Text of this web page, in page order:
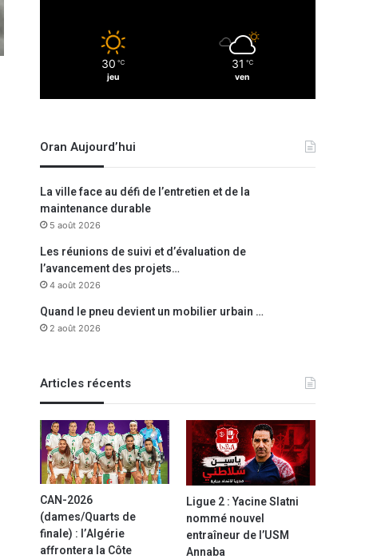
30 ℃
jeu
31 ℃
ven
Oran Aujourd’hui
La ville face au défi de l’entretien et de la
maintenance durable
5 août 2026
Les réunions de suivi et d’évaluation de
l’avancement des projets…
4 août 2026
Quand le pneu devient un mobilier urbain …
2 août 2026
Articles récents
CAN-2026
(dames/Quarts de
finale) : l’Algérie
affrontera la Côte
Ligue 2 : Yacine Slatni
nommé nouvel
entraîneur de l’USM
Annaba